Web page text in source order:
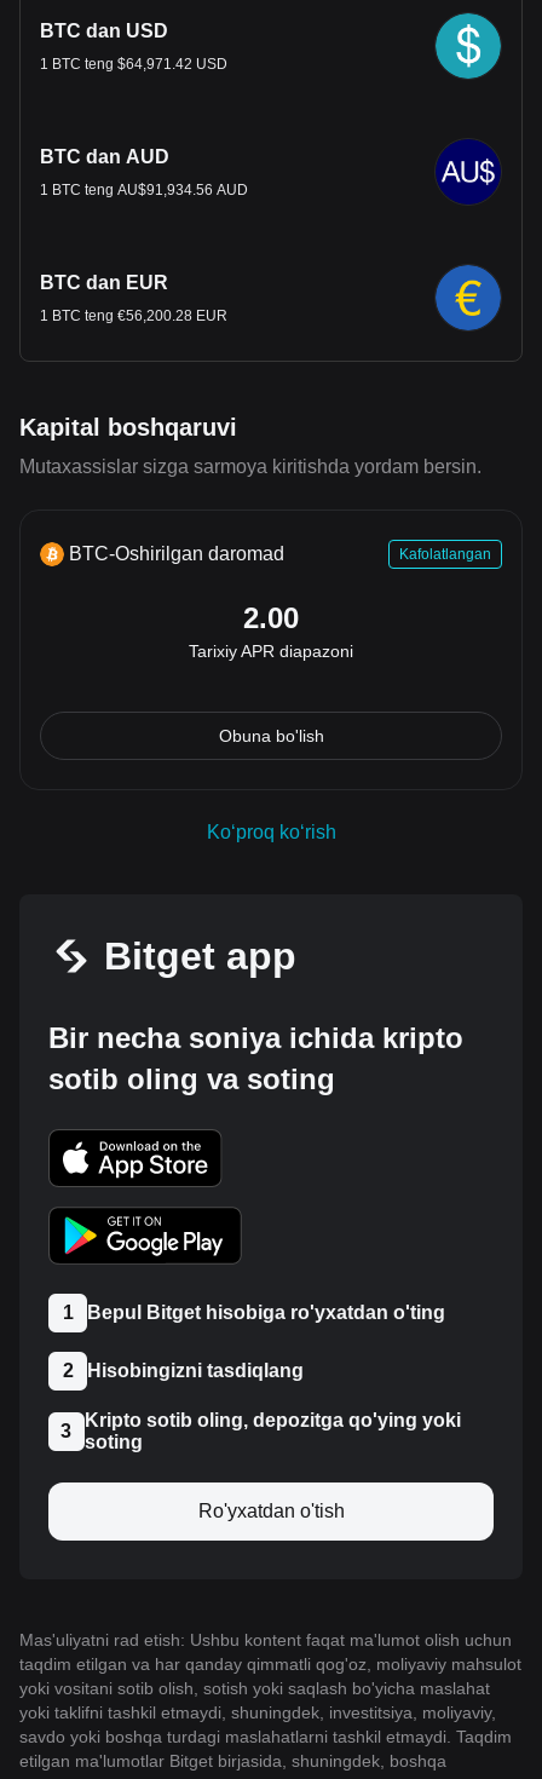
BTC dan USD
1 BTC teng $64,971.42 USD
BTC dan AUD
1 BTC teng AU$91,934.56 AUD
BTC dan EUR
1 BTC teng €56,200.28 EUR
Kapital boshqaruvi
Mutaxassislar sizga sarmoya kiritishda yordam bersin.
BTC-Oshirilgan daromad Kafolatlangan
2.00
Tarixiy APR diapazoni
Obuna bo'lish
Koʻproq koʻrish
Bitget app
Bir necha soniya ichida kripto
sotib oling va soting
1 Bepul Bitget hisobiga ro'yxatdan o'ting
2 Hisobingizni tasdiqlang
3
Kripto sotib oling, depozitga qo'ying yoki
soting
Ro'yxatdan o'tish
Mas'uliyatni rad etish: Ushbu kontent faqat ma'lumot olish uchun
taqdim etilgan va har qanday qimmatli qog'oz, moliyaviy mahsulot
yoki vositani sotib olish, sotish yoki saqlash bo'yicha maslahat
yoki taklifni tashkil etmaydi, shuningdek, investitsiya, moliyaviy,
savdo yoki boshqa turdagi maslahatlarni tashkil etmaydi. Taqdim
etilgan ma'lumotlar Bitget birjasida, shuningdek, boshqa